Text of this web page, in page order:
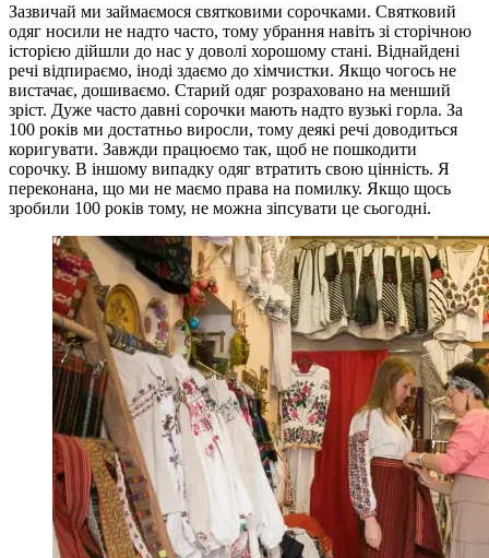
Зазвичай ми займаємося святковими сорочками. Святковий
одяг носили не надто часто, тому убрання навіть зі сторічною
історією дійшли до нас у доволі хорошому стані. Віднайдені
речі відпираємо, іноді здаємо до хімчистки. Якщо чогось не
вистачає, дошиваємо. Старий одяг розраховано на менший
зріст. Дуже часто давні сорочки мають надто вузькі горла. За
100 років ми достатньо виросли, тому деякі речі доводиться
коригувати. Завжди працюємо так, щоб не пошкодити
сорочку. В іншому випадку одяг втратить свою цінність. Я
переконана, що ми не маємо права на помилку. Якщо щось
зробили 100 років тому, не можна зіпсувати це сьогодні.